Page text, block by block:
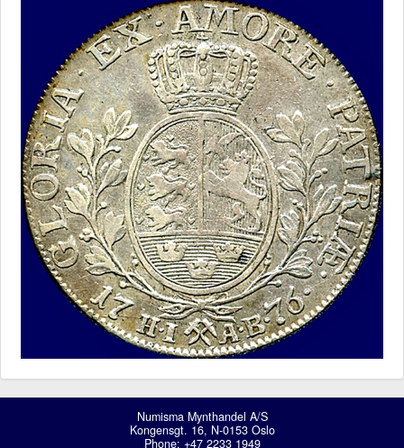
Numisma Mynthandel A/S
Kongensgt. 16, N-0153 Oslo
Phone: +47 2233 1949